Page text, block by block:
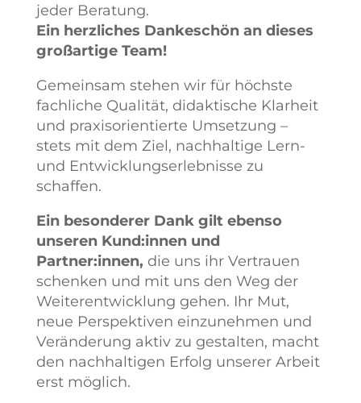
jeder Beratung.
Ein herzliches Dankeschön an dieses
großartige Team!
Gemeinsam stehen wir für höchste
fachliche Qualität, didaktische Klarheit
und praxisorientierte Umsetzung –
stets mit dem Ziel, nachhaltige Lern-
und Entwicklungserlebnisse zu
schaffen.
Ein besonderer Dank gilt ebenso
unseren Kund:innen und
Partner:innen, die uns ihr Vertrauen
schenken und mit uns den Weg der
Weiterentwicklung gehen. Ihr Mut,
neue Perspektiven einzunehmen und
Veränderung aktiv zu gestalten, macht
den nachhaltigen Erfolg unserer Arbeit
erst möglich.